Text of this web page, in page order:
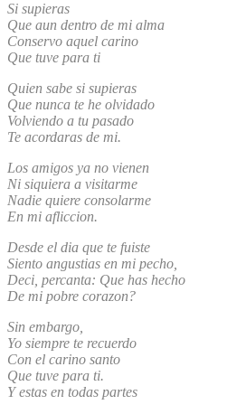
Si supieras
Que aun dentro de mi alma
Conservo aquel carino
Que tuve para ti
Quien sabe si supieras
Que nunca te he olvidado
Volviendo a tu pasado
Te acordaras de mi.
Los amigos ya no vienen
Ni siquiera a visitarme
Nadie quiere consolarme
En mi afliccion.
Desde el dia que te fuiste
Siento angustias en mi pecho,
Deci, percanta: Que has hecho
De mi pobre corazon?
Sin embargo,
Yo siempre te recuerdo
Con el carino santo
Que tuve para ti.
Y estas en todas partes